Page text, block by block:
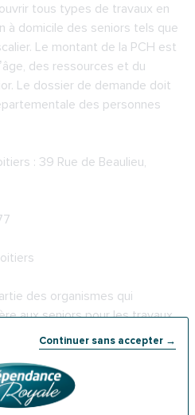
Continuer sans accepter →
tous types de travaux en
à domicile des seniors tels que
Le montant de la PCH est
des ressources et du
Le dossier de demande doit
des personnes
: 39 Rue de Beaulieu,
des organismes qui
aux seniors pour les travaux
Cette subvention peut
l’acquisition et à l’installation
la demande à la Carsat